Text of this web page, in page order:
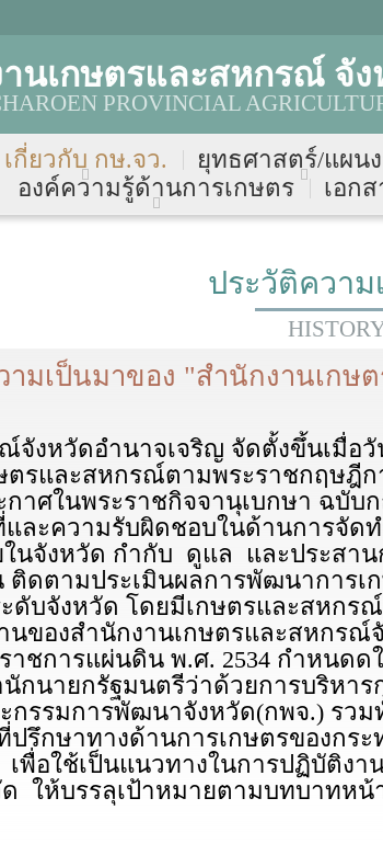
นเกษตรและสหกรณ์ จั
PROVINCIAL
เกี่ยวกับ กษ.จว. ยุทธศาสตร์/แผน
องค์ความรู้ด้านการเกษตร
เอก
ประวัติความ
ามเป็นมาของ "สำนักงานเก
จังหวัดอำนาจเจริญ จัดตั้งขึ้นเมื่อ
ตรและสหกรณ์ตามพระราชกฤษฎี
าศในพระราชกิจจานุเบกษา ฉบั
และความรับผิดชอบในด้านการจั
นจังหวัด กำกับ ดูแล และประสา
ติดตามประเมินผลการพัฒนาการ
ดับจังหวัด โดยมีเกษตรและสหก
นของสำนักงานเกษตรและสหกร
าชการแผ่นดิน พ.ศ. 2534 กำหนด
นักนายกรัฐมนตรีว่าด้วยการบริห
รรมการพัฒนาจังหวัด(กพจ.) รวม
รึกษาทางด้านการเกษตรของกร
พื่อใช้เป็นแนวทางในการปฏิบัติง
ให้บรรลุเป้าหมายตามบทบาทห